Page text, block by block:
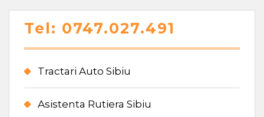
Tel: 0747.027.491
Tractari Auto Sibiu
Asistenta Rutiera Sibiu